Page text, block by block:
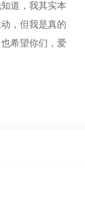
道，我其实本
，但我是真的
希望你们，爱